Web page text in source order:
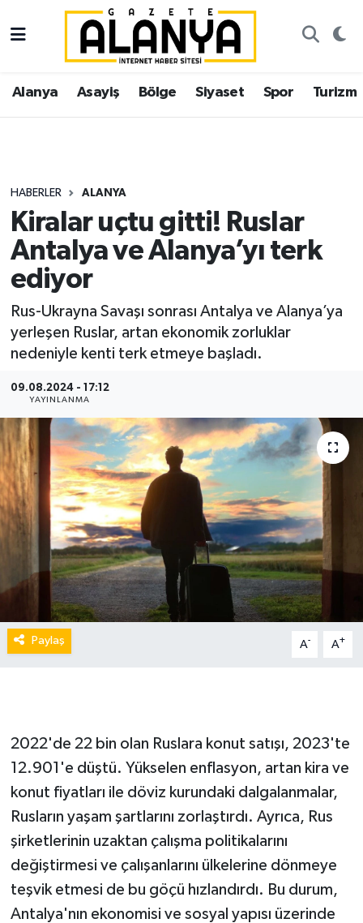
Alanya Asayiş Bölge Siyaset Spor Turizm
HABERLER ALANYA
Kiralar uçtu gitti! Ruslar
Antalya ve Alanya’yı terk
ediyor
Rus-Ukrayna Savaşı sonrası Antalya ve Alanya’ya
yerleşen Ruslar, artan ekonomik zorluklar
nedeniyle kenti terk etmeye başladı.
09.08.2024 - 17:12
YAYINLANMA
Paylaş A- A+
2022'de 22 bin olan Ruslara konut satışı, 2023'te
12.901'e düştü. Yükselen enflasyon, artan kira ve
konut fiyatları ile döviz kurundaki dalgalanmalar,
Rusların yaşam şartlarını zorlaştırdı. Ayrıca, Rus
şirketlerinin uzaktan çalışma politikalarını
değiştirmesi ve çalışanlarını ülkelerine dönmeye
teşvik etmesi de bu göçü hızlandırdı. Bu durum,
Antalya'nın ekonomisi ve sosyal yapısı üzerinde
Alanya
Asayiş
Siyaset
Spor
Turizm
Ekonomi
Gazipaşa
İstanbul Nöbetçi Eczaneler
İstanbul Hava Durumu
Süper Lig Puan Durumu ve Fikstür
Tüm Manşetler
Son Dakika Haberleri
Haber Arşivi